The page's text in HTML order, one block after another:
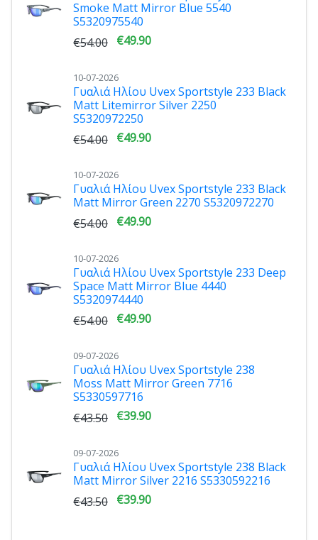
Smoke Matt Mirror Blue 5540
S5320975540
€54.00 €49.90
10-07-2026
Γυαλιά Ηλίου Uvex Sportstyle 233 Black
Matt Litemirror Silver 2250
S5320972250
€54.00 €49.90
10-07-2026
Γυαλιά Ηλίου Uvex Sportstyle 233 Black
Matt Mirror Green 2270 S5320972270
€54.00 €49.90
10-07-2026
Γυαλιά Ηλίου Uvex Sportstyle 233 Deep
Space Matt Mirror Blue 4440
S5320974440
€54.00 €49.90
09-07-2026
Γυαλιά Ηλίου Uvex Sportstyle 238
Moss Matt Mirror Green 7716
S5330597716
€43.50 €39.90
09-07-2026
Γυαλιά Ηλίου Uvex Sportstyle 238 Black
Matt Mirror Silver 2216 S5330592216
€43.50 €39.90